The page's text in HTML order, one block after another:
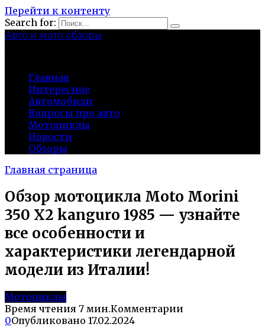
Перейти к контенту
Search for:
Авто и мото обзоры
Главная
Интересное
Автомобили
Вопросы про авто
Мотоциклы
Новости
Обзоры
Главная страница
Обзор мотоцикла Moto Morini
350 X2 kanguro 1985 — узнайте
все особенности и
характеристики легендарной
модели из Италии!
Мотоциклы
Время чтения 7 мин.Комментарии
0Опубликовано 17.02.2024